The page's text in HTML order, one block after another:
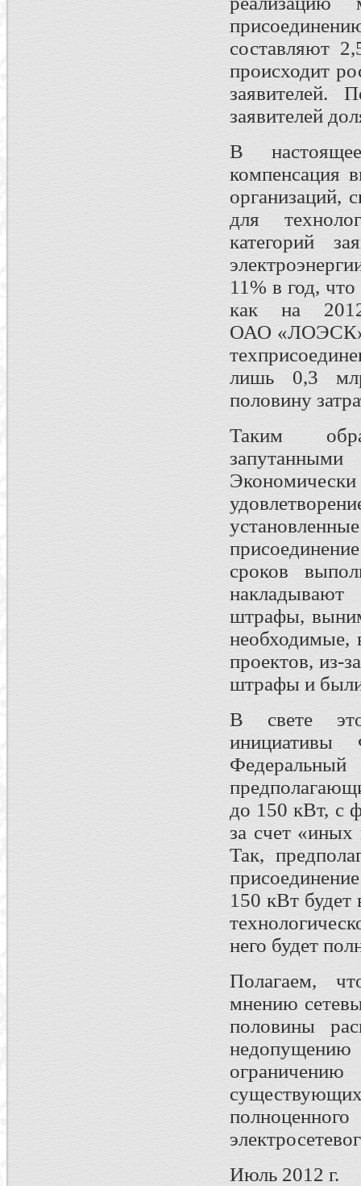
составляют
происходит
заявителей.
заявителей
В
компенсация
организаций,
для
категорий
11% в год,
как на
ОАО
лишь 0,3
половину
Таким
сроков
штрафы,
необходимые,
проектов, из-
штрафы и
В свете
до 150 кВт, с
за счет «иных
Так,
150 кВт будет
него будет
Полагаем,
мнению
половины
Июль 2012 г.